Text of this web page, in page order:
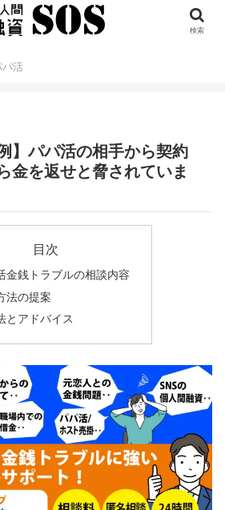
パ活
】パパ活の相手から契約
金を返せと脅されていま
目次
金銭トラブルの相談内容
法の提案
とアドバイス
検索